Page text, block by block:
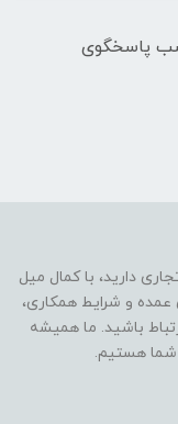
هفته، از ساعت 8 صبح تا 20 شب پاسخگوی
دارید، با کمال میل
و شرایط همکاری،
باشید. ما همیشه
شما هستیم.